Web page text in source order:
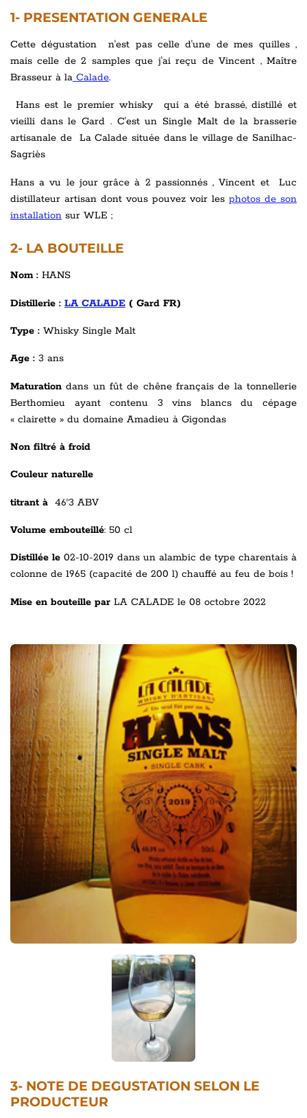
1- PRESENTATION GENERALE
Cette dégustation n'est pas celle d'une de mes quilles ,
mais celle de 2 samples que j'ai reçu de Vincent , Maître
Brasseur à la Calade.
Hans est le premier whisky qui a été brassé, distillé et
vieilli dans le Gard . C'est un Single Malt de la brasserie
artisanale de La Calade située dans le village de Sanilhac-
Sagriès
Hans a vu le jour grâce à 2 passionnés , Vincent et Luc
distillateur artisan dont vous pouvez voir les photos de son
installation sur WLE ;
2- LA BOUTEILLE
Nom : HANS
Distillerie : LA CALADE ( Gard FR)
Type : Whisky Single Malt
Age : 3 ans
Maturation dans un fût de chêne français de la tonnellerie
Berthomieu ayant contenu 3 vins blancs du cépage
« clairette » du domaine Amadieu à Gigondas
Non filtré à froid
Couleur naturelle
titrant à 46°3 ABV
Volume embouteillé: 50 cl
Distillée le 02-10-2019 dans un alambic de type charentais à
colonne de 1965 (capacité de 200 l) chauffé au feu de bois !
Mise en bouteille par LA CALADE le 08 octobre 2022
3- NOTE DE DEGUSTATION SELON LE
PRODUCTEUR